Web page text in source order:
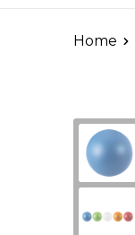
Home